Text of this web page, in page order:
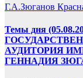
Г.А.Зюганов
Темы дня
АУДИТОРИЯ
ГЕННАДИЯ